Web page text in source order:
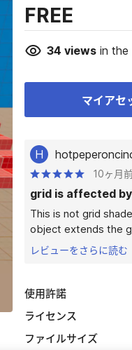
FREE
34 viewsin the
マイアセ
H
10ヶ月
grid is affected
This is not grid
object extends the
レビューをさらに読む
使用許諾
ライセンス
ファイルサイズ